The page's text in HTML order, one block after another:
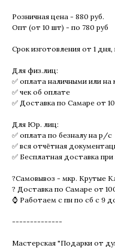
Розничная цена - 880 руб.
Опт (от 10 шт) - по 780 руб
Срок изготовления от 1
Для физ.лиц:
✅ оплата наличными или
✅ чек об оплате
✅ Доставка по Самаре от
Для Юр. лиц:
✅ оплата по безналу на р/с
✅ вся отчётная
✅ Бесплатная доставка
?Самовывоз - мкр. Крутые
? Доставка по Самаре от
⌚ Работаем с пн по сб с 9
--------------
Мастерская "Подарки от